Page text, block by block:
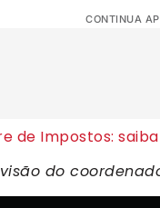
CONTINUA
de Impostos:
do